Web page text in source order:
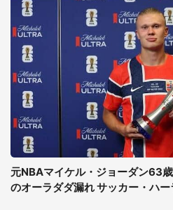
元NBAマイケル・ジョーダン63
のオーラダダ漏れ サッカー・ハ